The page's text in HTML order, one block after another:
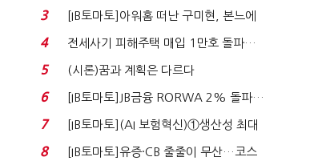
로봇·AI 등 논...
3
[IB토마토]아워홈 떠난 구미현, 본느에
340억 베팅…가...
4
전세사기 피해주택 매입 1만호 돌파…
누적 피해자 4만2...
5 (시론)꿈과 계획은 다르다
6
[IB토마토]JB금융 RORWA 2% 돌파…
실적 견인은 은행 ...
7
[IB토마토](AI 보험혁신)①생산성 최대
80% 개선…현실...
8
[IB토마토]유증·CB 줄줄이 무산…코스